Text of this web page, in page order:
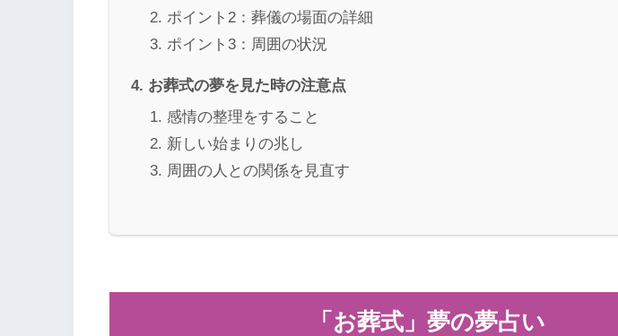
ポイント2：葬儀の場面の詳細
ポイント3：周囲の状況
お葬式の夢を見た時の注意点
感情の整理をすること
新しい始まりの兆し
周囲の人との関係を見直す
「お葬式」夢の夢占い